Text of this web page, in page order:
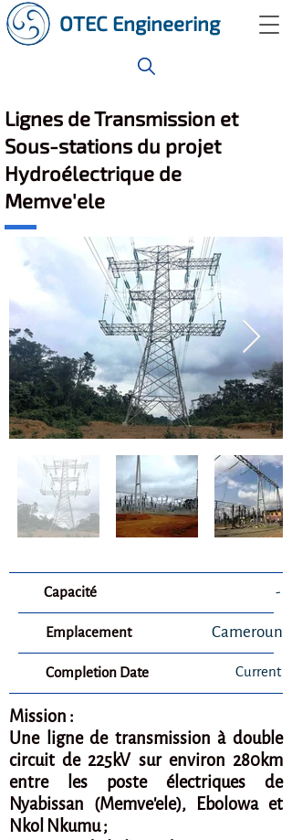
OTEC Engineering
Lignes de Transmission et
Sous-stations du projet
Hydroélectrique de
Memve'ele
Capacité -
Emplacement Cameroun
Completion Date Current
Mission :
Une ligne de transmission à double
circuit de 225kV sur environ 280km
entre les poste électriques de
Nyabissan (Memve'ele), Ebolowa et
Nkol Nkumu ;